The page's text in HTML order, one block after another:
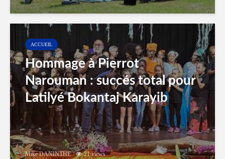
ACCUEIL
Hommage à Pierrot
Narouman : succés total pour
Latilyé Bokantaj Karayib
Mike DANINTHE 21 views